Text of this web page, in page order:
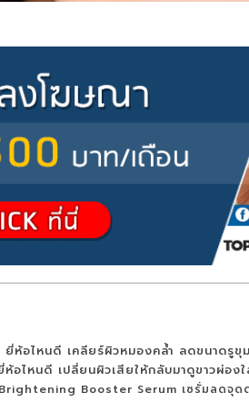
ห้อไหนดี เคลียร์ผิวหมองคล้ำ ลดขนาดรูขุ
อไหนดี เปลี่ยนผิวเสียให้กลับมาดูขาวผ่อง
Booster Serum เซรั่มลดจุดด่